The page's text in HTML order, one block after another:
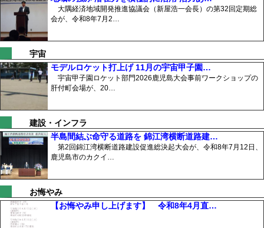
大隅経済地域開発推進協議会（新屋浩一会長）の第32回定期総
会が、令和8年7月2…
宇宙
モデルロケット打上げ 11月の宇宙甲子園…
宇宙甲子園ロケット部門2026鹿児島大会事前ワークショップの
肝付町会場が、20…
建設・インフラ
半島間結ぶ命守る道路を 錦江湾横断道路建…
第2回錦江湾横断道路建設促進総決起大会が、令和8年7月12日、
鹿児島市のカクイ…
お悔やみ
【お悔やみ申し上げます】 令和8年4月直…